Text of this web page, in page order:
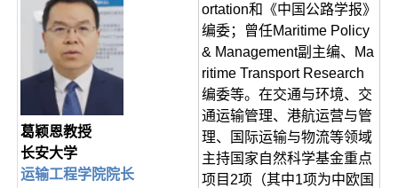
葛颖恩教授
长安大学
运输工程学院院长
ortation和《中国公路学报》
编委；曾任Maritime Policy
& Management副主编、Ma
ritime Transport Research
编委等。在交通与环境、交
通运输管理、港航运营与管
理、国际运输与物流等领域
主持国家自然科学基金重点
项目2项（其中1项为中欧国